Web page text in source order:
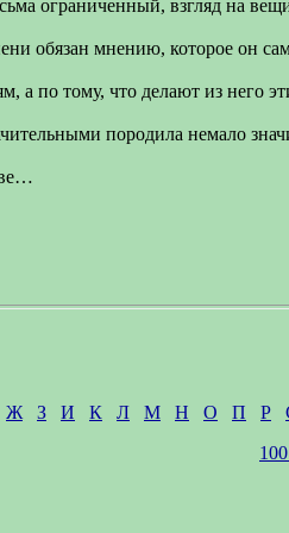
ограниченный, взгляд на
обязан мнению, которое он сам
а по тому, что делают из него
породила немало
Ж З И К Л М Н О П Р